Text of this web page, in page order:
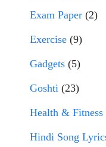
Exam Paper (2)
Exercise (9)
Gadgets (5)
Goshti (23)
Health & Fitness
Hindi Song